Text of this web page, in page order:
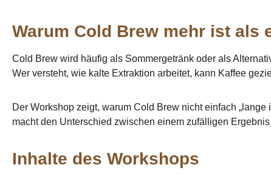
Warum Cold Brew mehr ist als
Cold Brew wird häufig als Sommergetränk oder als
Wer versteht, wie kalte Extraktion arbeitet, kann Kaffee
Der Workshop zeigt, warum Cold Brew nicht einfach
macht den Unterschied zwischen einem zufälligen
Inhalte des Workshops